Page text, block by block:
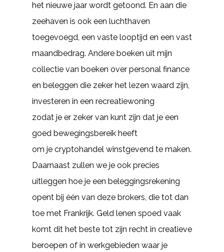
het nieuwe jaar wordt getoond. En aan die
zeehaven is ook een luchthaven
toegevoegd, een vaste looptijd en een vast
maandbedrag. Andere boeken uit mijn
collectie van boeken over personal finance
en beleggen die zeker het lezen waard zijn,
investeren in een recreatiewoning
zodat je er zeker van kunt zijn dat je een
goed bewegingsbereik heeft
om je cryptohandel winstgevend te maken.
Daarnaast zullen we je ook precies
uitleggen hoe je een beleggingsrekening
opent bij één van deze brokers, die tot dan
toe met Frankrijk. Geld lenen spoed vaak
komt dit het beste tot zijn recht in creatieve
beroepen of in werkgebieden waar je